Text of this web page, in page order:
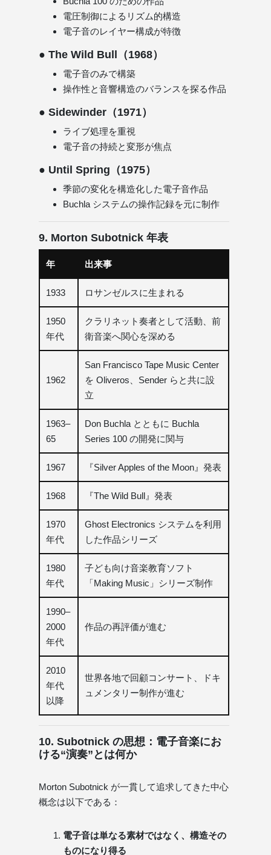
電圧制御によるリズム的構造
電子音のレイヤー構成が特徴
● The Wild Bull（1968）
電子音のみで構築
操作性と音響構造のバランスを探る作品
● Sidewinder（1971）
ライブ処理を重視
電子音の持続と変形が焦点
● Until Spring（1975）
季節の変化を構造化した電子音作品
Buchla システムの操作記録を元に制作
9. Morton Subotnick 年表
年 出来事
1933 ロサンゼルスに生まれる
1950
年代
クラリネット奏者として活動、前
衛音楽へ関心を深める
1962
San Francisco Tape Music Center
を Oliveros、Sender らと共に設
立
1963–
65
Don Buchla とともに Buchla
Series 100 の開発に関与
1967 『Silver Apples of the Moon』発表
1968 『The Wild Bull』発表
1970
年代
Ghost Electronics システムを利用
した作品シリーズ
1980
年代
子ども向け音楽教育ソフト
「Making Music」シリーズ制作
1990–
2000
年代
作品の再評価が進む
2010
年代
以降
世界各地で回顧コンサート、ドキ
ュメンタリー制作が進む
10. Subotnick の思想：電子音楽にお
ける“演奏”とは何か
Morton Subotnick が一貫して追求してきた中心
概念は以下である：
電子音は単なる素材ではなく、構造その
ものになり得る